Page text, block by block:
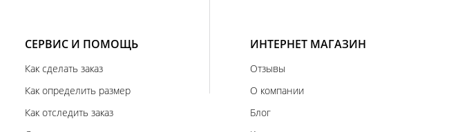
СЕРВИС И ПОМОЩЬ
Как сделать заказ
Как определить размер
Как отследить заказ
ИНТЕРНЕТ МАГАЗИН
Отзывы
О компании
Блог